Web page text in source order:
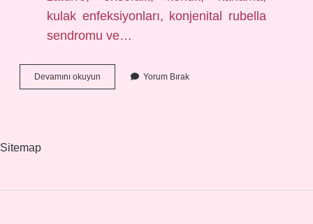
kulak enfeksiyonları, konjenital rubella
sendromu ve…
Devamını okuyun
Aşı
Yorum Bırak
Sitemap